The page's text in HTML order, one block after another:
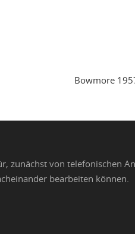
Bowmore
zunächst von telefonischen
bearbeiten können.